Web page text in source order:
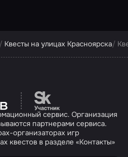
Квесты на улицах Красноярска
Перейти на сайт
сервис. Организация
партнерами сервиса.
организаторах игр
квестов в разделе «Контакты»